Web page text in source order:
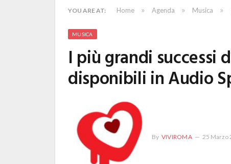
YOU ARE AT: Home » Agenda » Musica »
MUSICA
I più grandi successi
disponibili in Audio
By VIVIROMA 25 Marzo